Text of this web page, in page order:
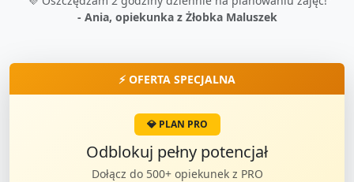
- Ania, opiekunka z Żłobka Maluszek
⚡ OFERTA SPECJALNA
💎 PLAN PRO
Odblokuj pełny potencjał
Dołącz do 500+ opiekunek z PRO